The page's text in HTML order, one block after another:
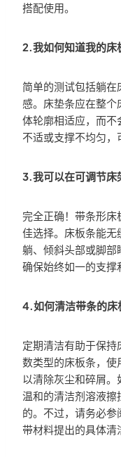
搭配使用。
2.我如何知道我的床
简单的测试包括躺
感。床垫条应在整个
体轮廓相适应，而不
不适或支撑不均匀，
3.我可以在可调节床
完全正确！带条形床
佳选择。床板条能
躺、倾斜头部或脚
确保始终如一的支撑
4.如何清洁带条的床
定期清洁有助于保
数类型的床板条，使
以清除灰尘和碎屑
温和的清洁剂溶液
的。不过，请务必
带材料提出的具体清